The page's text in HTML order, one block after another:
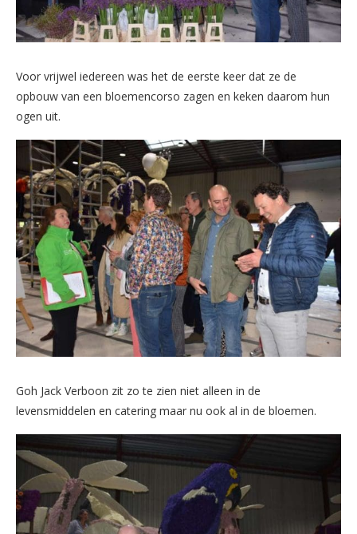
Voor vrijwel iedereen was het de eerste keer dat ze de
opbouw van een bloemencorso zagen en keken daarom hun
ogen uit.
Goh Jack Verboon zit zo te zien niet alleen in de
levensmiddelen en catering maar nu ook al in de bloemen.